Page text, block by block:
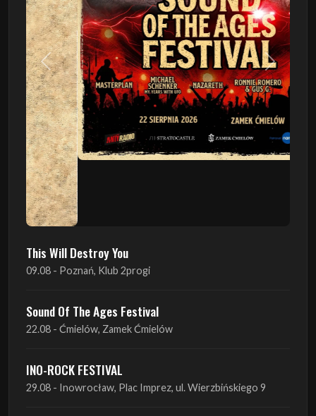
Poprzedni Następny
This Will Destroy You
09.08 - Poznań, Klub 2progi
Sound Of The Ages Festival
22.08 - Ćmielów, Zamek Ćmielów
INO-ROCK FESTIVAL
29.08 - Inowrocław, Plac Imprez, ul. Wierzbińskiego 9
ProgRockFest 2026